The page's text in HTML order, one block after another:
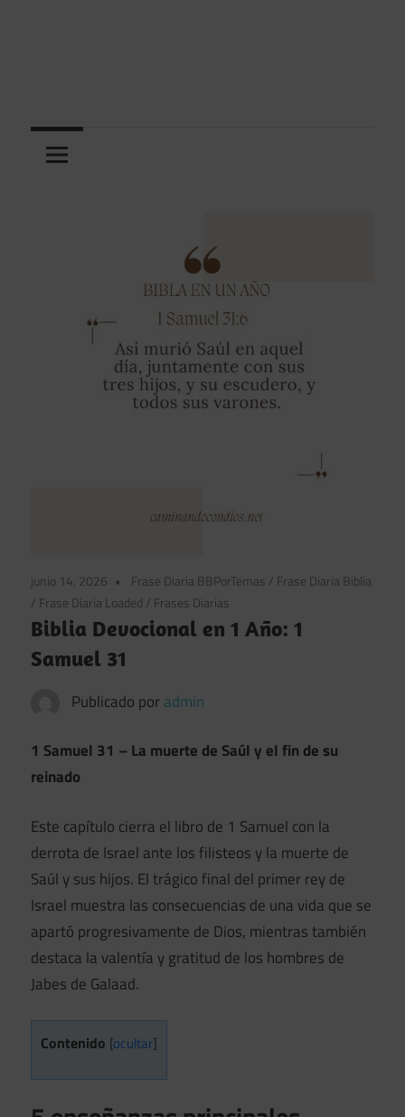
junio 14, 2026 Frase Diaria BBPorTemas / Frase Diaria Biblia
/ Frase Diaria Loaded / Frases Diarias
Biblia Devocional en 1 Año: 1
Samuel 31
Publicado por admin
1 Samuel 31 – La muerte de Saúl y el fin de su
reinado
Este capítulo cierra el libro de 1 Samuel con la
derrota de Israel ante los filisteos y la muerte de
Saúl y sus hijos. El trágico final del primer rey de
Israel muestra las consecuencias de una vida que se
apartó progresivamente de Dios, mientras también
destaca la valentía y gratitud de los hombres de
Jabes de Galaad.
Contenido [ocultar]